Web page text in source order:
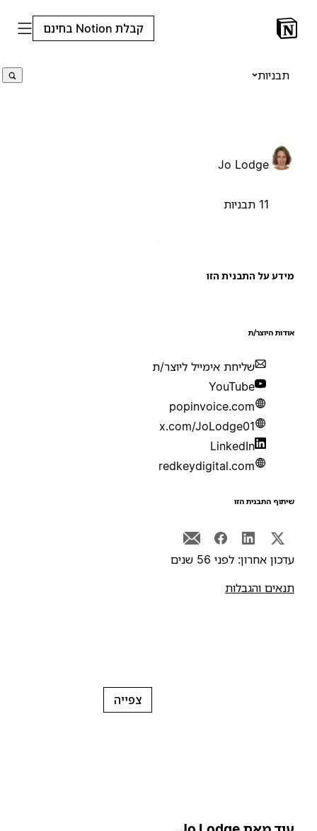
קבלת Notion בחינם
תבניות
Jo Lodge
על התבנית הזו
היוצר/ת
שליחת אימייל ליוצר/ת
YouTube
popinvoice.com
x.com/JoLodge01
LinkedIn
redkeydigital.com
התבנית הזו
אחרון: לפני 56 שנים
והגבלות
צפייה